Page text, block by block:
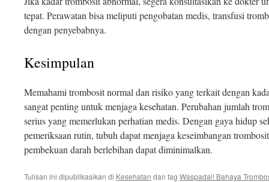
tepat. Perawatan bisa meliputi pengobatan medis, transfusi
dengan penyebabnya.
Kesimpulan
Memahami trombosit normal dan risiko yang terkait dengan
sangat penting untuk menjaga kesehatan. Perubahan jumlah
serius yang memerlukan perhatian medis. Dengan gaya hidup
pemeriksaan rutin, tubuh dapat menjaga keseimbangan
pembekuan darah berlebihan dapat diminimalkan.
Tulisan ini dipublikasikan di Kesehatan dan tag Waspadai! Bahaya